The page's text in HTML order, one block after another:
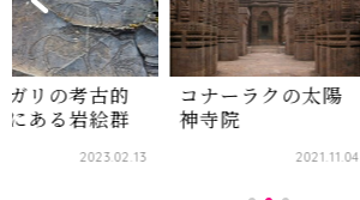
ガリの考古的
にある岩絵群
2023.02.13
コナーラクの太陽
神寺院
2021.11.04